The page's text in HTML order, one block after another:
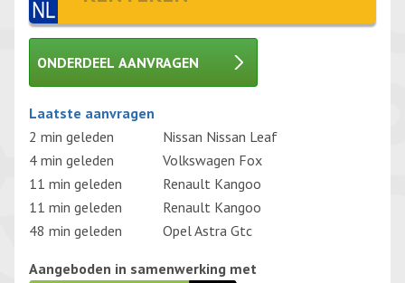
ONDERDEEL AANVRAGEN
Gelieve dit veld leeg te laten.
Laatste aanvragen
2 min geleden
Nissan Nissan Leaf
4 min geleden
Volkswagen Fox
11 min geleden
Renault Kangoo
11 min geleden
Renault Kangoo
48 min geleden
Opel Astra Gtc
Aangeboden in samenwerking met